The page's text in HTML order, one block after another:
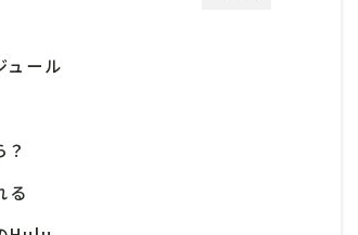
ュール
る